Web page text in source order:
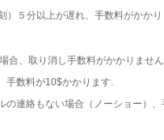
）５分以上が遅れ、手数料がかか
合、取り消し手数料がかかりませ
手数料が10$かかります.
連絡もない場合（ノーショー）